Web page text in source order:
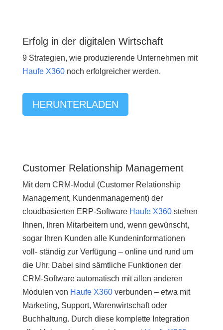
Erfolg in der digitalen Wirtschaft
9 Strategien, wie produzierende Unternehmen mit
Haufe X360noch erfolgreicher werden.
HERUNTERLADEN
Customer Relationship Management
Mit dem CRM-Modul (Customer Relationship
Management, Kundenmanagement) der
cloudbasierten ERP-Software Haufe X360stehen
Ihnen, Ihren Mitarbeitern und, wenn gewünscht,
sogar Ihren Kunden alle Kundeninformationen
voll- ständig zur Verfügung – online und rund um
die Uhr. Dabei sind sämtliche Funktionen der
CRM-Software automatisch mit allen anderen
Modulen von Haufe X360verbunden – etwa mit
Marketing, Support, Warenwirtschaft oder
Buchhaltung. Durch diese komplette Integration